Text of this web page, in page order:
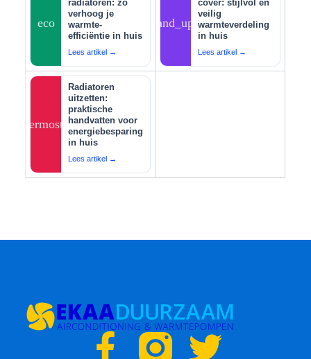
eco
radiatoren: zo
verhoog je
warmte-
efficiëntie in huis
Lees artikel →
tips_and_updates
cover: stijlvol en
veilig
warmteverdeling
in huis
Lees artikel →
thermostat
Radiatoren
uitzetten:
praktische
handvatten voor
energiebesparing
in huis
Lees artikel →
F
T